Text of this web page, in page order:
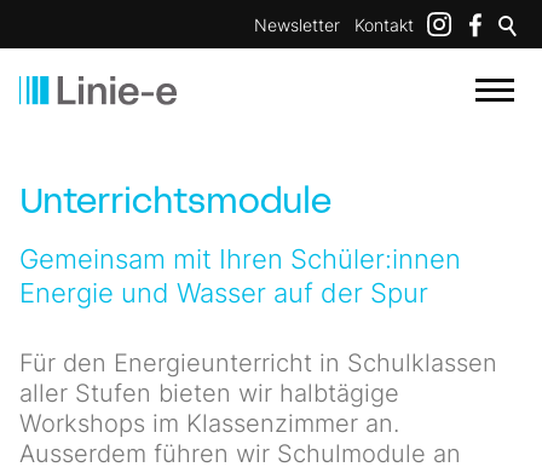
Newsletter Kontakt
Unterrichtsmodule
Gemeinsam mit Ihren Schüler:innen
Energie und Wasser auf der Spur
Für den Energieunterricht in Schulklassen
aller Stufen bieten wir halbtägige
Workshops im Klassenzimmer an.
Ausserdem führen wir Schulmodule an